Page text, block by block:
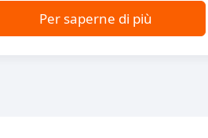
Per saperne di più